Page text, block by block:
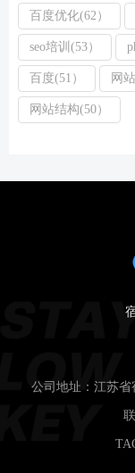
百度优化(62）
seo培训(53）
百度(51） 网
网站结构(50）
公司地址：江苏省